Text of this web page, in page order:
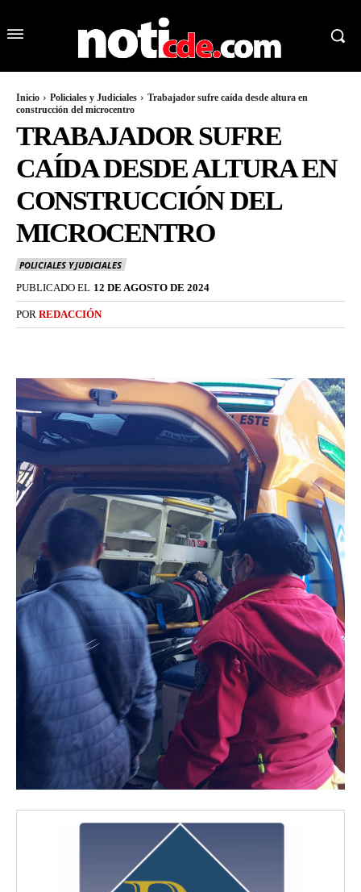
Inicio Policiales y Judiciales
Trabajador sufre caída desde altura en
construcción del microcentro
TRABAJADOR SUFRE
CAÍDA DESDE ALTURA EN
CONSTRUCCIÓN DEL
MICROCENTRO
POLICIALES Y JUDICIALES
PUBLICADO EL 12 DE AGOSTO DE 2024
POR REDACCIÓN